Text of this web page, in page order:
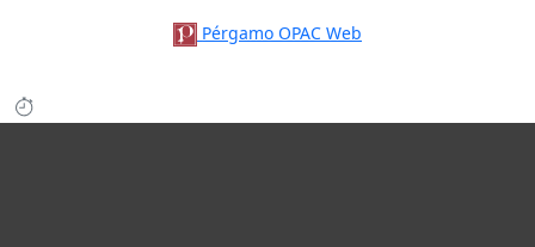
Pérgamo OPAC Web